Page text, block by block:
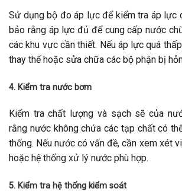
Sử dụng bộ đo áp lực để kiểm tra áp lực
bảo rằng áp lực đủ để cung cấp nước
các khu vực cần thiết. Nếu áp lực quá
thay thế hoặc sửa chữa các bộ phận bị
4. Kiểm tra nước bơm
Kiểm tra chất lượng và sạch sẽ của
rằng nước không chứa các tạp chất có
thống. Nếu nước có vấn đề, cần xem xét
hoặc hệ thống xử lý nước phù hợp.
5. Kiểm tra hệ thống kiểm soát